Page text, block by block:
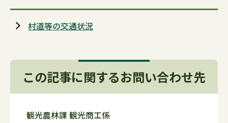
村道等の交通状況
この記事に関するお問い合わせ先
観光農林課 観光商工係